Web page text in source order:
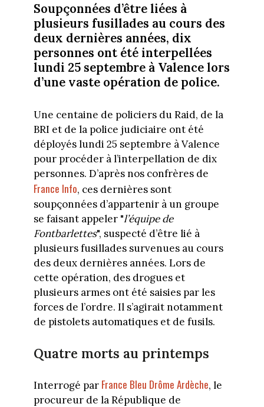
Soupçonnées d’être liées à
plusieurs fusillades au cours des
deux dernières années, dix
personnes ont été interpellées
lundi 25 septembre à Valence lors
d’une vaste opération de police.
Une centaine de policiers du Raid, de la
BRI et de la police judiciaire ont été
déployés lundi 25 septembre à Valence
pour procéder à l’interpellation de dix
personnes. D’après nos confrères de
France Info, ces dernières sont
soupçonnées d’appartenir à un groupe
se faisant appeler "l’équipe de
Fontbarlettes", suspecté d’être lié à
plusieurs fusillades survenues au cours
des deux dernières années. Lors de
cette opération, des drogues et
plusieurs armes ont été saisies par les
forces de l’ordre. Il s’agirait notamment
de pistolets automatiques et de fusils.
Quatre morts au printemps
Interrogé par France Bleu Drôme Ardèche, le
procureur de la République de